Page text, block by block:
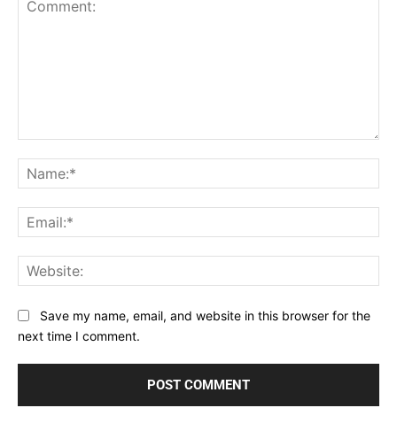
Save my name, email, and website in this browser for the
next time I comment.